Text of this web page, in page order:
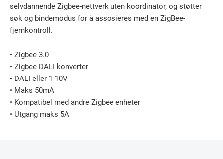
selvdannende Zigbee-nettverk uten koordinator, og støtter
søk og bindemodus for å assosieres med en ZigBee-
fjernkontroll.
• Zigbee 3.0
• Zigbee DALI konverter
• DALI eller 1-10V
• Maks 50mA
• Kompatibel med andre Zigbee enheter
• Utgang maks 5A